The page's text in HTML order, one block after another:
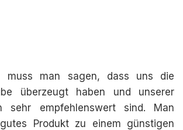
muss man sagen, dass uns die
überzeugt haben und unserer
sehr empfehlenswert sind. Man
Produkt zu einem günstigen